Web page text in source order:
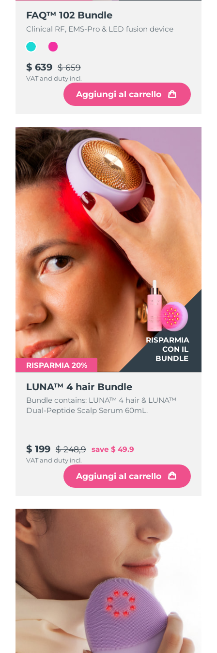
FAQ™ 102 Bundle
Clinical RF, EMS-Pro & LED fusion device
$ 639 $ 659
VAT and duty incl.
Aggiungi al carrello
FAQ™ 102 Bundle
Clinical RF, EMS-Pro & LED fusion device
$ 639 $ 659
VAT and duty incl.
Aggiungi al carrello
RISPARMIA
CON IL
BUNDLE
RISPARMIA 20%
LUNA™ 4 hair Bundle
Bundle contains: LUNA™ 4 hair & LUNA™
Dual-Peptide Scalp Serum 60mL.
$ 199 $ 248,9 save $ 49.9
VAT and duty incl.
Aggiungi al carrello